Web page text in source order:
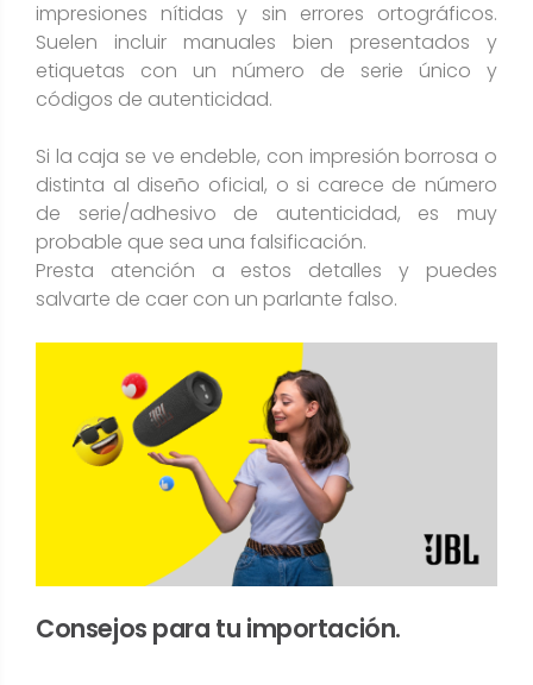
impresiones nítidas y sin errores ortográficos.
Suelen incluir manuales bien presentados y
etiquetas con un número de serie único y
códigos de autenticidad​.
Si la caja se ve endeble, con impresión borrosa o
distinta al diseño oficial, o si carece de número
de serie/adhesivo de autenticidad, es muy
probable que sea una falsificación​.
Presta atención a estos detalles y puedes
salvarte de caer con un parlante falso.
Consejos para tu importación.